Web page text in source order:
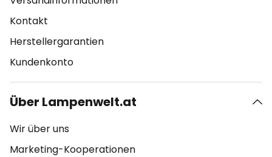
Kontakt
Herstellergarantien
Kundenkonto
Über Lampenwelt.at
Wir über uns
Marketing-Kooperationen